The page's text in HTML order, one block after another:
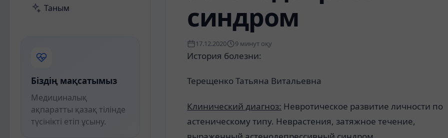
Таным
Біздің мақсатымыз
Медициналық
ақпаратты қазақ тілінде
түсінікті етіп ұсыну.
синдром
17.12.2020 9 минут оқу
История болезни:
Терещенко Татьяна Витальевна
Клинический диагноз: Невротическое развитие личности по
астеническому типу. Неврастения, затяжное течение,